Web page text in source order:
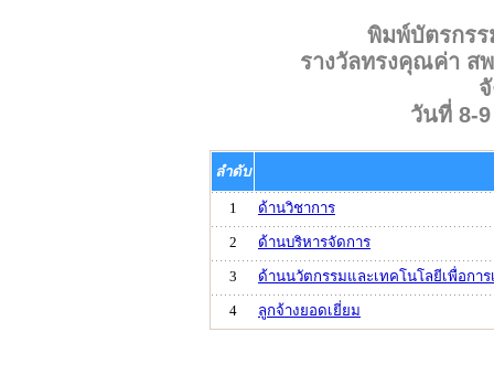
พิมพ์บัตรกรร
รางวัลทรงคุณค่า ส
วันที่ 8-
ลำดับ
1 ด้านวิชาการ
2 ด้านบริหารจัดการ
3 ด้านนวัตกรรมและเทคโนโลยีเพื่อการ
4 ลูกจ้างยอดเยี่ยม